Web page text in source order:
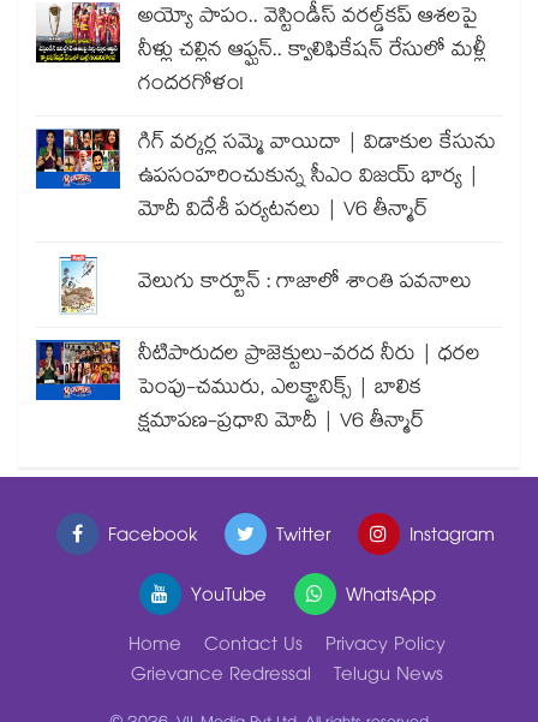
అయ్యో పాపం.. వెస్టిండీస్ వరల్డ్‌కప్ ఆశలపై
నీళ్లు చల్లిన ఆఫ్ఘన్.. క్వాలిఫికేషన్ రేసులో మళ్లీ
గందరగోళం!
గిగ్ వర్కర్ల సమ్మె వాయిదా | విడాకుల కేసును
ఉపసంహరించుకున్న సీఎం విజయ్ భార్య |
మోదీ విదేశీ పర్యటనలు | V6 తీన్మార్
వెలుగు కార్టూన్ : గాజాలో శాంతి పవనాలు
నీటిపారుదల ప్రాజెక్టులు-వరద నీరు | ధరల
పెంపు-చమురు, ఎలక్ట్రానిక్స్ | బాలిక
క్షమాపణ-ప్రధాని మోదీ | V6 తీన్మార్
Facebook Twitter
Instagram
YouTube
WhatsApp
Home
Contact Us
Privacy Policy
Grievance Redressal
Telugu News